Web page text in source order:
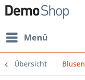
Menü
Übersicht Blusen